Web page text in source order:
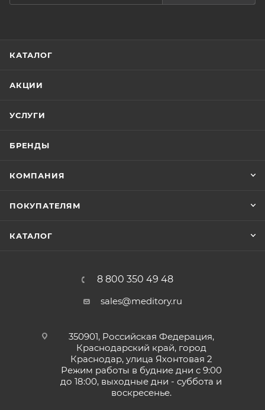
КАТАЛОГ
АКЦИИ
УСЛУГИ
БРЕНДЫ
КОМПАНИЯ
ПОКУПАТЕЛЯМ
КАТАЛОГ
8 800 350 49 48
sales@meditory.ru
350901, Российская Федерация,
Краснодарский край, город
Краснодар, улица Яхонтовая 2
Режим работы в будние дни с 9:00
до 18:00, выходные дни - суббота и
воскресенье.